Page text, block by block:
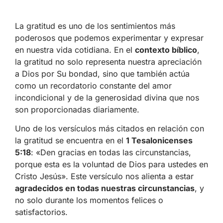
La gratitud es uno de los sentimientos más
poderosos que podemos experimentar y expresar
en nuestra vida cotidiana. En el contexto bíblico,
la gratitud no solo representa nuestra apreciación
a Dios por Su bondad, sino que también actúa
como un recordatorio constante del amor
incondicional y de la generosidad divina que nos
son proporcionadas diariamente.
Uno de los versículos más citados en relación con
la gratitud se encuentra en el 1 Tesalonicenses
5:18: «Den gracias en todas las circunstancias,
porque esta es la voluntad de Dios para ustedes en
Cristo Jesús». Este versículo nos alienta a estar
agradecidos en todas nuestras circunstancias, y
no solo durante los momentos felices o
satisfactorios.